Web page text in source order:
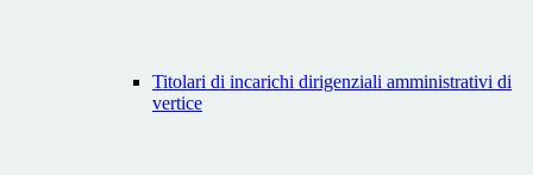
Titolari di incarichi dirigenziali amministrativi di
vertice